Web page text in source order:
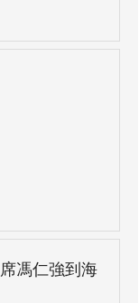
馮仁強到海